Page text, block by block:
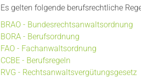
Es gelten folgende berufsrechtliche
BRAO - Bundesrechtsanwaltsordnung
BORA - Berufsordnung
FAO - Fachanwaltsordnung
CCBE - Berufsregeln
RVG - Rechtsanwaltsvergütungsgesetz